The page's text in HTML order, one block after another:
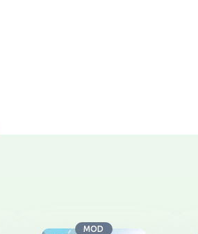
MOD